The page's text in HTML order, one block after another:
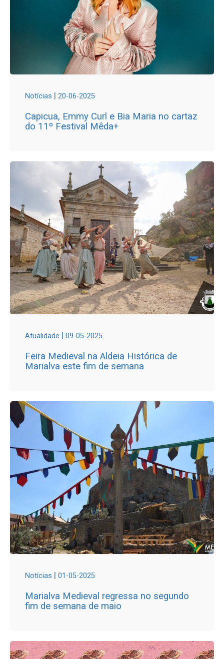
Notícias | 20-06-2025
Capicua, Emmy Curl e Bia Maria no cartaz
do 11º Festival Mêda+
Atualidade | 09-05-2025
Feira Medieval na Aldeia Histórica de
Marialva este fim de semana
Notícias | 01-05-2025
Marialva Medieval regressa no segundo
fim de semana de maio